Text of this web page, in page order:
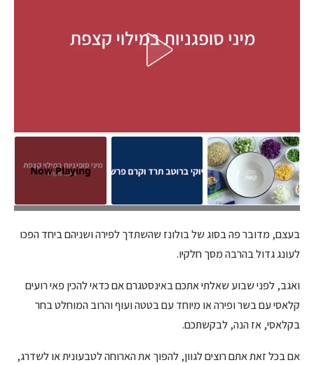
אפשר לשדך את תבשיל הבשר גם לפסטה או להגיש מעל אורז. צילום: אפיק
Now Playing
בעצם, מדובר פה בסוג של בולונז שהשתדך לפירה ושניהם ביחד הפכו
לעונג גדול בהרבה מסך חלקיו.
ואגב, לפני שבוע שאלתי אתכם באינסטגרם אם כדאי להכין פאי רועים
קלאסי עם בשר ופירה או מיוחד עם בטטה ועוף והרוב המוחלט בחר
בקלאסי, אז הנה, לבקשתכם.
אם בכל זאת אתם רוצים לגוון, להפוך את הארוחה לטבעונית או לשדרג,